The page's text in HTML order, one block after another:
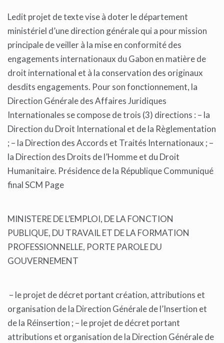
Ledit projet de texte vise à doter le département
ministériel d’une direction générale qui a pour mission
principale de veiller à la mise en conformité des
engagements internationaux du Gabon en matière de
droit international et à la conservation des originaux
desdits engagements. Pour son fonctionnement, la
Direction Générale des Affaires Juridiques
Internationales se compose de trois (3) directions : – la
Direction du Droit International et de la Règlementation
; – la Direction des Accords et Traités Internationaux ; –
la Direction des Droits de l’Homme et du Droit
Humanitaire. Présidence de la République Communiqué
final SCM Page
MINISTERE DE L’EMPLOI, DE LA FONCTION
PUBLIQUE, DU TRAVAIL ET DE LA FORMATION
PROFESSIONNELLE, PORTE PAROLE DU
GOUVERNEMENT
– le projet de décret portant création, attributions et
organisation de la Direction Générale de l’Insertion et
de la Réinsertion ; – le projet de décret portant
attributions et organisation de la Direction Générale de